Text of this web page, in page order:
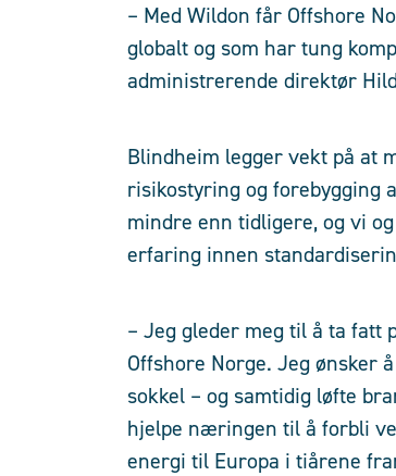
– Med Wildon får Offshore
globalt og som har tung
administrerende direktør
Blindheim legger vekt på at
risikostyring og forebygging
mindre enn tidligere, og vi
erfaring innen
– Jeg gleder meg til å ta fatt
Offshore Norge. Jeg ønsker
sokkel – og samtidig løfte
hjelpe næringen til å forbli
energi til Europa i tiårene